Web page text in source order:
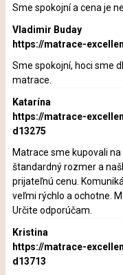
Sme spokojní a cena je
Vladimir Buday
https://matrace-
Sme spokojní, hoci sme
matrace.
Katarína
https://matrace-
d13275
Matrace sme kupovali
štandardný rozmer a
prijateľnú cenu.
veľmi rýchlo a ochotne.
Určite odporúčam.
Kristina
https://matrace-
d13713